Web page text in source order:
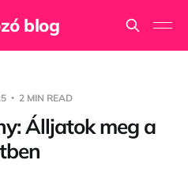
blog
2 MIN READ
Álljatok meg a